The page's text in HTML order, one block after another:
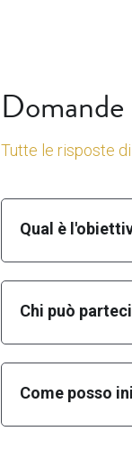
Tutte le risposte
Qual è
Chi può
Come posso